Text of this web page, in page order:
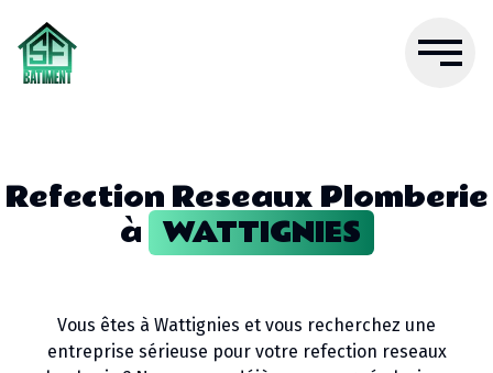
Refection Reseaux Plomberie
à WATTIGNIES
Vous êtes à Wattignies et vous recherchez une
entreprise sérieuse pour votre refection reseaux